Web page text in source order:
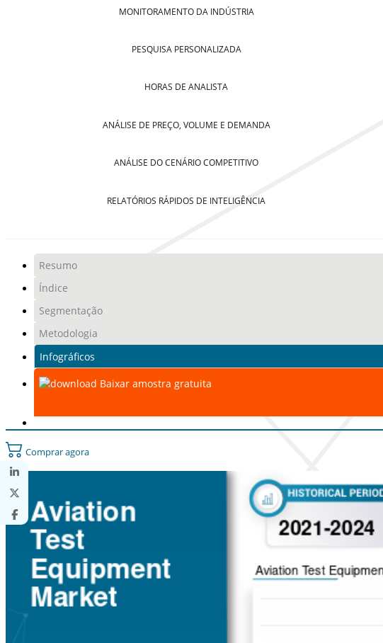
MONITORAMENTO DA INDÚSTRIA
PESQUISA PERSONALIZADA
HORAS DE ANALISTA
ANÁLISE DE PREÇO, VOLUME E DEMANDA
ANÁLISE DO CENÁRIO COMPETITIVO
RELATÓRIOS RÁPIDOS DE INTELIGÊNCIA
Resumo
Índice
Segmentação
Metodologia
Infográficos
Baixar amostra gratuita
Comprar agora